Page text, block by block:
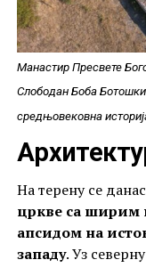
Манастир Пресвете
Слободан Боба
средњовековна
На терену се
цркве са ширим
апсидом на
западу. Уз